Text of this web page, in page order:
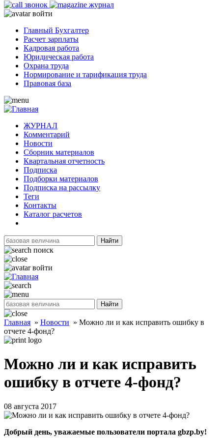
звонок
журнал
войти
Главный Бухгалтер
Расчет зарплаты
Кадровая работа
Юридическая работа
Охрана труда
Нормирование и тарификация труда
Правовая база
ЖУРНАЛ
Комментарий
Новости
Сборник материалов
Квартальная отчетность
Подписка
Подборки материалов
Подписка на рассылку
Теги
Контакты
Каталог расчетов
Найти
поиск
войти
Найти
Главная » Новости » Можно ли и как исправить ошибку в
отчете 4-фонд?
Можно ли и как исправить
ошибку в отчете 4-фонд?
08 августа 2017
Добрый день, уважаемые пользователи портала gbzp.by!